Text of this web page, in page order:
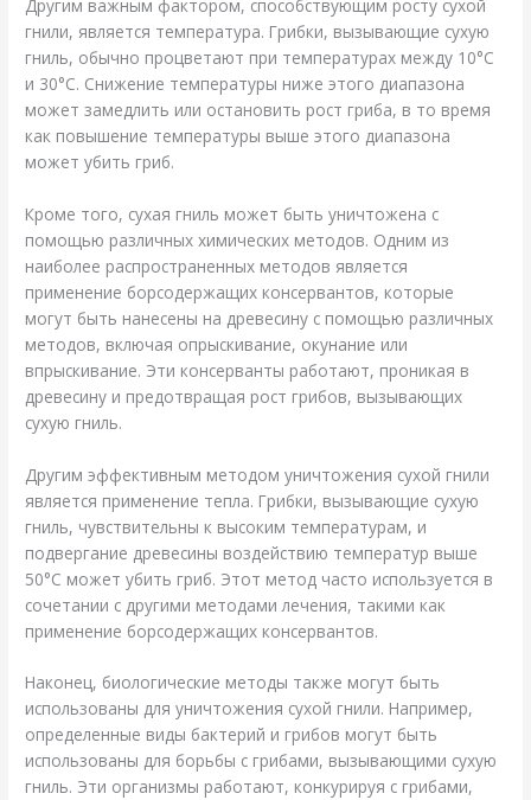
Другим важным фактором, способствующим росту сухой
гнили, является температура. Грибки, вызывающие сухую
гниль, обычно процветают при температурах между 10°C
и 30°C. Снижение температуры ниже этого диапазона
может замедлить или остановить рост гриба, в то время
как повышение температуры выше этого диапазона
может убить гриб.
Кроме того, сухая гниль может быть уничтожена с
помощью различных химических методов. Одним из
наиболее распространенных методов является
применение борсодержащих консервантов, которые
могут быть нанесены на древесину с помощью различных
методов, включая опрыскивание, окунание или
впрыскивание. Эти консерванты работают, проникая в
древесину и предотвращая рост грибов, вызывающих
сухую гниль.
Другим эффективным методом уничтожения сухой гнили
является применение тепла. Грибки, вызывающие сухую
гниль, чувствительны к высоким температурам, и
подвергание древесины воздействию температур выше
50°C может убить гриб. Этот метод часто используется в
сочетании с другими методами лечения, такими как
применение борсодержащих консервантов.
Наконец, биологические методы также могут быть
использованы для уничтожения сухой гнили. Например,
определенные виды бактерий и грибов могут быть
использованы для борьбы с грибами, вызывающими сухую
гниль. Эти организмы работают, конкурируя с грибами,